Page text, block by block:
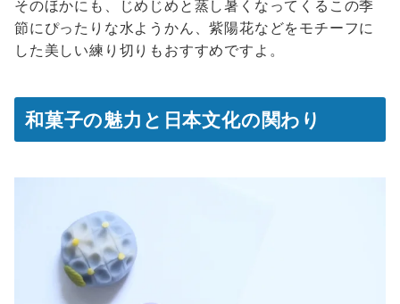
そのほかにも、じめじめと蒸し暑くなってくるこの季
節にぴったりな水ようかん、紫陽花などをモチーフに
した美しい練り切りもおすすめですよ。
和菓子の魅力と日本文化の関わり